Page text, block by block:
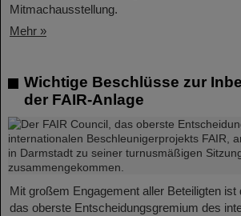
Mitmachausstellung.
Mehr »
Wichtige Beschlüsse zur
der FAIR-Anlage
Mit großem Engagement aller Beteiligten ist
das oberste Entscheidungsgremium des